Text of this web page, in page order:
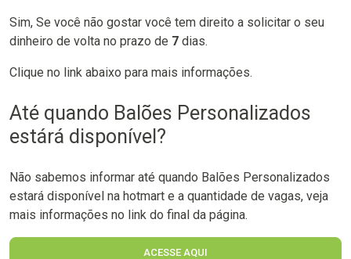
Sim, Se você não gostar você tem direito a solicitar o seu
dinheiro de volta no prazo de 7 dias.
Clique no link abaixo para mais informações.
Até quando Balões Personalizados
estárá disponível?
Não sabemos informar até quando Balões Personalizados
estará disponível na hotmart e a quantidade de vagas, veja
mais informações no link do final da página.
ACESSE AQUI